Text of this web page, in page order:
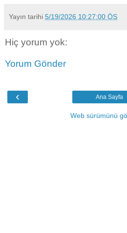
Yayın tarihi 5/19/2026 10:27:00 ÖS
Hiç yorum yok:
Yorum Gönder
‹ Ana Sayfa
Web sürümünü